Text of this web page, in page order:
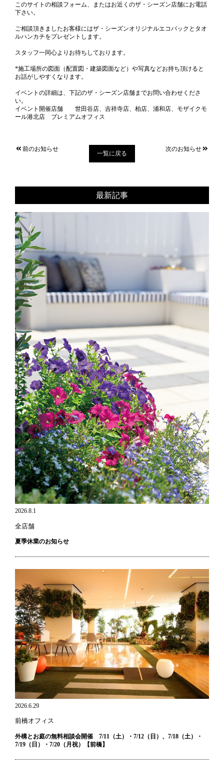
このサイトの相談フォーム、またはお近くのザ・シーズン店舗にお電話
下さい。
ご相談頂きましたお客様にはザ・シーズンオリジナルエコバックとタオ
ルハンカチをプレゼントします。
スタッフ一同心よりお待ちしております。
*施工場所の図面（配置図・建築図面など）や写真などお持ち頂けると
お話がしやすくなります。
イベントの詳細は、下記のザ・シーズン店舗までお問い合わせくださ
い。
イベント開催店舗 世田谷店、吉祥寺店、柏店、浦和店、モザイクモ
ール港北店 ブレミアムオフィス
前のお知らせ
一覧に戻る
次のお知らせ
最新記事
2026.8.1
全店舗
夏季休業のお知らせ
2026.6.29
前橋オフィス
外構とお庭の無料相談会開催 7/11（土）・7/12（日）、7/18（土）・
7/19（日）・7/20（月祝）【前橋】